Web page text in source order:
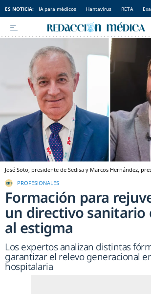
ES NOTICIA: IA para médicos Hantavirus RETA
José Soto, presidente de Sedisa y Marcos Hernández,
PROFESIONALES
Formación para
un directivo sanitario
al estigma
Los expertos analizan distintas
garantizar el relevo generacional
hospitalaria